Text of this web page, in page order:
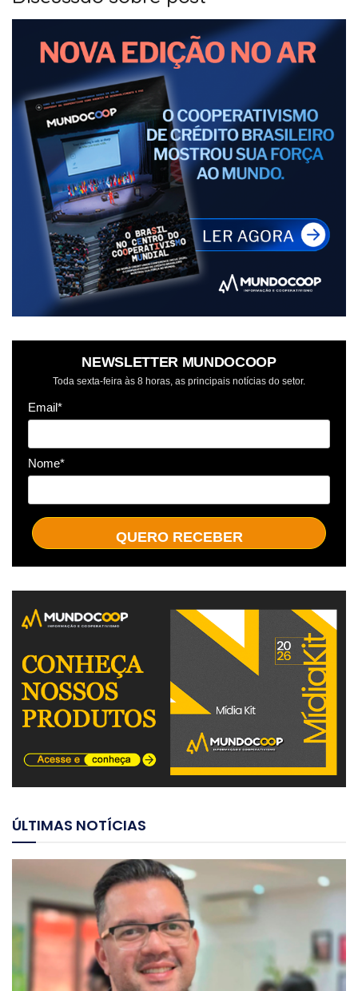
NEWSLETTER MUNDOCOOP
Toda sexta-feira às 8 horas, as principais notícias do setor.
Email*
Nome*
QUERO RECEBER
ÚLTIMAS NOTÍCIAS